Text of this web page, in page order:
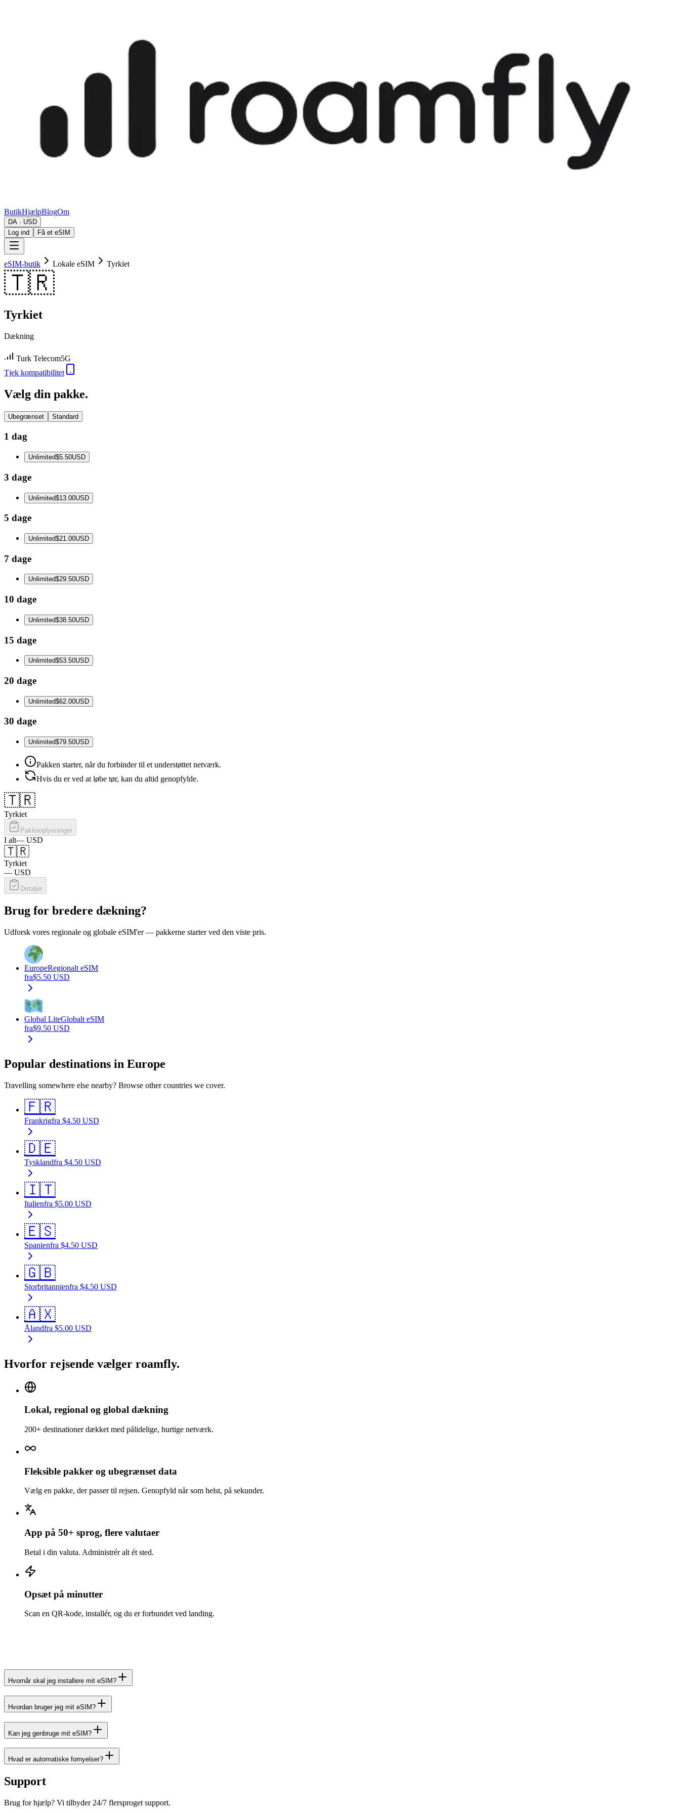
ButikHjælpBlogOm
DA · USD
Log ind
Få et eSIM
eSIM-butik Lokale eSIM Tyrkiet
🇹🇷
Tyrkiet
Dækning
Turk Telecom5G
Tjek kompatibilitet
Vælg din pakke.
Ubegrænset Standard
1 dag
Unlimited$5.50USD
3 dage
Unlimited$13.00USD
5 dage
Unlimited$21.00USD
7 dage
Unlimited$29.50USD
10 dage
Unlimited$38.50USD
15 dage
Unlimited$53.50USD
20 dage
Unlimited$62.00USD
30 dage
Unlimited$79.50USD
Pakken starter, når du forbinder til et understøttet netværk.
Hvis du er ved at løbe tør, kan du altid genopfylde.
🇹🇷
Tyrkiet
Pakkeoplysninger
I alt— USD
🇹🇷
Tyrkiet
— USD
Detaljer
Brug for bredere dækning?
Udforsk vores regionale og globale eSIM'er — pakkerne starter ved den viste pris.
EuropeRegionalt eSIM
fra$5.50 USD
Global LiteGlobalt eSIM
fra$9.50 USD
Popular destinations in Europe
Travelling somewhere else nearby? Browse other countries we cover.
🇫🇷
Frankrigfra $4.50 USD
🇩🇪
Tysklandfra $4.50 USD
🇮🇹
Italienfra $5.00 USD
🇪🇸
Spanienfra $4.50 USD
🇬🇧
Storbritannienfra $4.50 USD
🇦🇽
Ålandfra $5.00 USD
Hvorfor rejsende vælger roamfly.
Lokal, regional og global dækning
200+ destinationer dækket med pålidelige, hurtige netværk.
Fleksible pakker og ubegrænset data
Vælg en pakke, der passer til rejsen. Genopfyld når som helst, på sekunder.
App på 50+ sprog, flere valutaer
Betal i din valuta. Administrér alt ét sted.
Opsæt på minutter
Scan en QR-kode, installér, og du er forbundet ved landing.
Hvornår skal jeg installere mit eSIM?
Hvordan bruger jeg mit eSIM?
Kan jeg genbruge mit eSIM?
Hvad er automatiske fornyelser?
Support
Brug for hjælp? Vi tilbyder 24/7 flersproget support.